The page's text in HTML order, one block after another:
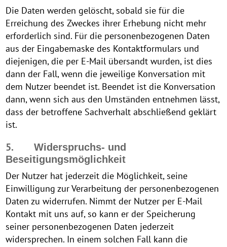
Die Daten werden gelöscht, sobald sie für die
Erreichung des Zweckes ihrer Erhebung nicht mehr
erforderlich sind. Für die personenbezogenen Daten
aus der Eingabemaske des Kontaktformulars und
diejenigen, die per E-Mail übersandt wurden, ist dies
dann der Fall, wenn die jeweilige Konversation mit
dem Nutzer beendet ist. Beendet ist die Konversation
dann, wenn sich aus den Umständen entnehmen lässt,
dass der betroffene Sachverhalt abschließend geklärt
ist.
5.
Widerspruchs- und
Beseitigungsmöglichkeit
Der Nutzer hat jederzeit die Möglichkeit, seine
Einwilligung zur Verarbeitung der personenbezogenen
Daten zu widerrufen. Nimmt der Nutzer per E-Mail
Kontakt mit uns auf, so kann er der Speicherung
seiner personenbezogenen Daten jederzeit
widersprechen. In einem solchen Fall kann die